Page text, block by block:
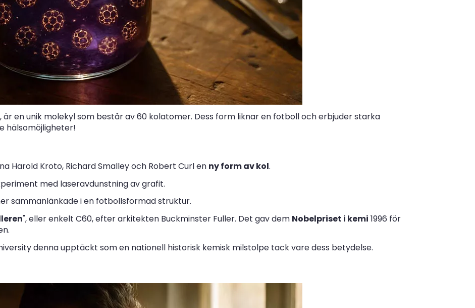
är en unik molekyl som består av 60 kolatomer. Dess form liknar en fotboll och erbjuder starka
hälsomöjligheter!
Harold Kroto, Richard Smalley och Robert Curl en ny form av kol.
med laseravdunstning av grafit.
sammanlänkade i en fotbollsformad struktur.
", eller enkelt C60, efter arkitekten Buckminster Fuller. Det gav dem Nobelpriset i kemi 1996 för
denna upptäckt som en nationell historisk kemisk milstolpe tack vare dess betydelse.